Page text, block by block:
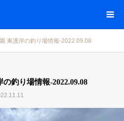
東護岸の釣り場情報-2022.09.08
釣り場情報-2022.09.08